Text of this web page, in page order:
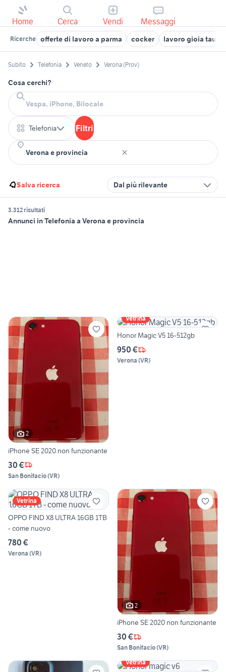
Home Cerca Vendi Messaggi
Ricerche offerte di lavoro a parma cocker lavoro gioia tauro
Subito Telefonia Veneto Verona (Prov)
Cosa cerchi?
Telefonia Filtri
Salva ricerca Dal più rilevante
3.312 risultati
Annunci in Telefonia a Verona e provincia
2
iPhone SE 2020 non funzionante
30 €
San Bonifacio(VR)
Vetrina
Honor Magic V5 16-512gb
950 €
Verona (VR)
Vetrina
OPPO FIND X8 ULTRA 16GB 1TB
- come nuovo
780 €
Verona (VR)
2
iPhone SE 2020 non funzionante
30 €
San Bonifacio(VR)
Vetrina